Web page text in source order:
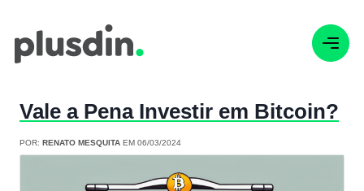
Vale a Pena Investir em Bitcoin?
POR: RENATO MESQUITA EM 06/03/2024